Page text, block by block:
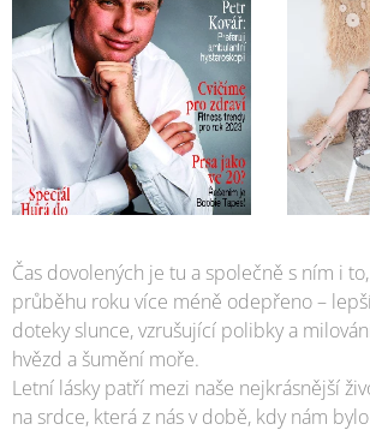
Čas dovolených je tu a společně s ním i
průběhu roku více méně odepřeno –
doteky slunce, vzrušující polibky a
hvězd a šumění moře.
Letní lásky patří mezi naše nejkrásnější
na srdce, která z nás v době, kdy nám